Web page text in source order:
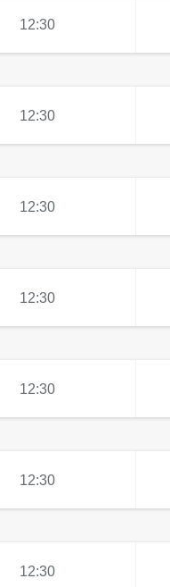
12:30
12:30
12:30
12:30
12:30
12:30
12:30